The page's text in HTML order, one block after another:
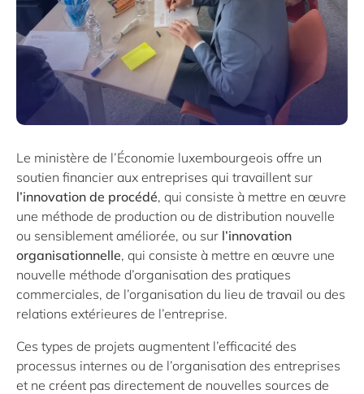
Le ministère de l’Économie luxembourgeois offre un
soutien financier aux entreprises qui travaillent sur
l’innovation de procédé, qui consiste à mettre en œuvre
une méthode de production ou de distribution nouvelle
ou sensiblement améliorée, ou sur l’innovation
organisationnelle, qui consiste à mettre en œuvre une
nouvelle méthode d’organisation des pratiques
commerciales, de l’organisation du lieu de travail ou des
relations extérieures de l’entreprise.
Ces types de projets augmentent l’efficacité des
processus internes ou de l’organisation des entreprises
et ne créent pas directement de nouvelles sources de